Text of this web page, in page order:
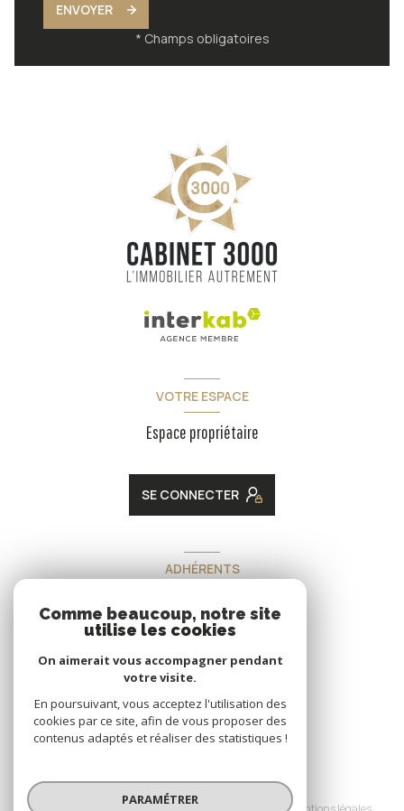
ENVOYER
* Champs obligatoires
VOTRE ESPACE
Espace propriétaire
SE CONNECTER
ADHÉRENTS
Nous adhérons
© 2026 | Tous droits réservés
Comme beaucoup, notre site
utilise les cookies
On aimerait vous accompagner pendant
votre visite.
En poursuivant, vous acceptez l'utilisation des
cookies par ce site, afin de vous proposer des
contenus adaptés et réaliser des statistiques !
PARAMÉTRER